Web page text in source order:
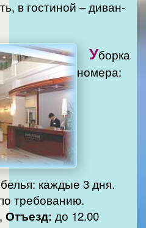
в гостиной – диван-
Уборка
номера:
каждые 3 дня.
требованию.
Отъезд: до 12.00